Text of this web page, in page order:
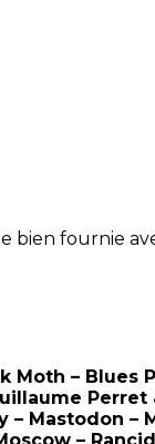
bien fournie
Moth –
– Mastodon